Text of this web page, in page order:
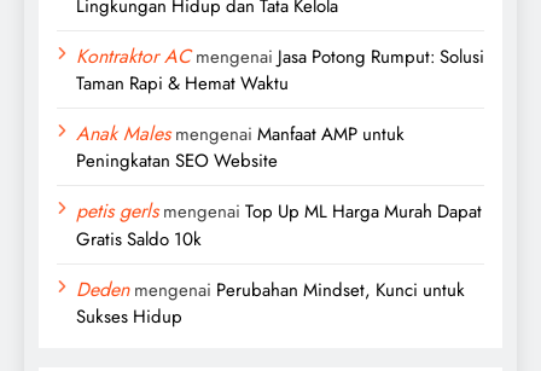
Lingkungan Hidup dan Tata Kelola
Kontraktor ACmengenai Jasa Potong Rumput: Solusi
Taman Rapi & Hemat Waktu
Anak Malesmengenai Manfaat AMP untuk
Peningkatan SEO Website
petis gerlsmengenai Top Up ML Harga Murah Dapat
Gratis Saldo 10k
Dedenmengenai Perubahan Mindset, Kunci untuk
Sukses Hidup